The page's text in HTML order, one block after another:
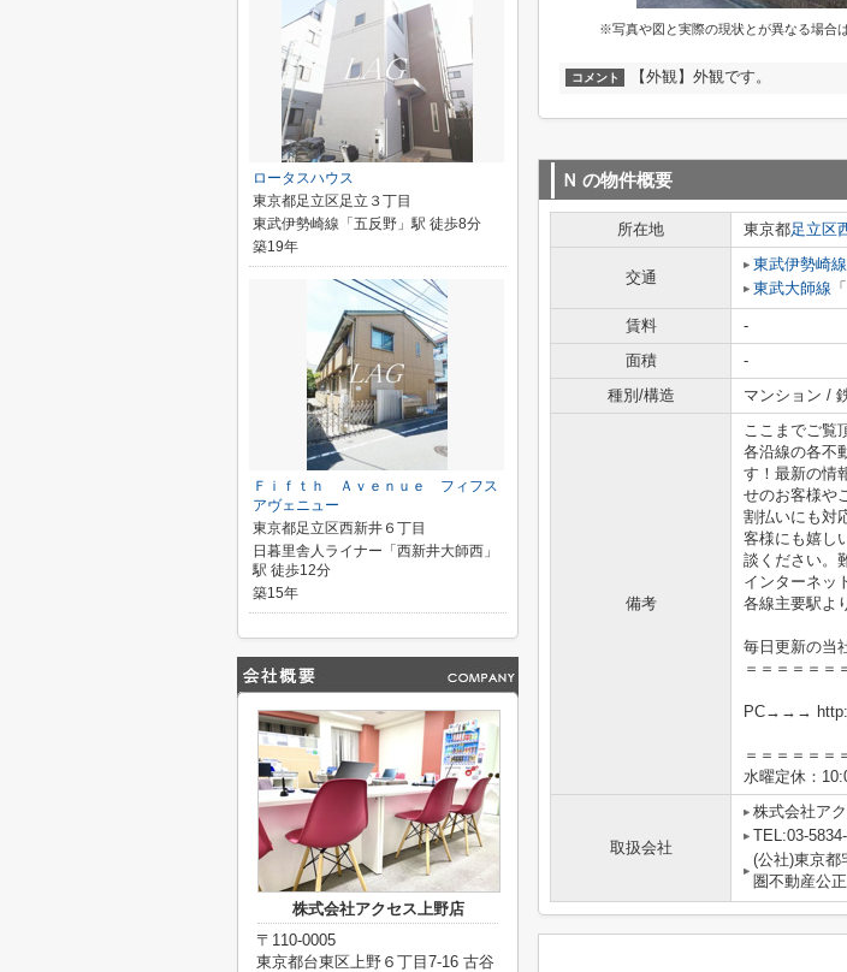
※写真や図と実際の現状とが異なる場合
コメント 【外観】外観です。
Ｎ の物件概要
所在地 東京都足立区
交通
東武伊勢崎線
東武大師線 「
賃料 -
面積
-
種別/構造
マンション /
備考
ここまでご覧
各沿線の各不
す！最新の情
せのお客様や
割払いにも対
客様にも嬉し
談ください。
インターネッ
各線主要駅よ
毎日更新の当
＝＝＝＝＝＝
PC→→→
＝＝＝＝＝＝
水曜定休：
取扱会社
株式会社ア
TEL:03-
(公社)東京都
圏不動産公
ロータスハウス
東京都足立区足立３丁目
東武伊勢崎線「五反野」駅 徒歩8分
築19年
Ｆｉｆｔｈ Ａｖｅｎｕｅ フィフス
アヴェニュー
東京都足立区西新井６丁目
日暮里舎人ライナー「西新井大師西」
駅 徒歩12分
築15年
株式会社アクセス上野店
〒110-0005
東京都台東区上野６丁目7-16 古谷